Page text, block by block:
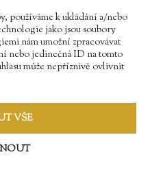
používáme k ukládání a/nebo
jako jsou soubory
nám umožní zpracovávat
nebo jedinečná ID na tomto
může nepříznivě ovlivnit
VŠE